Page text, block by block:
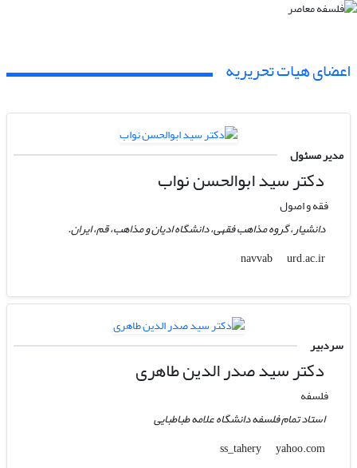
اعضای هیات تحریریه
مدیر مسئول
دکتر سید ابوالحسن نواب
فقه و اصول
دانشیار، گروه مذاهب فقهی، دانشگاه ادیان و مذاهب، قم، ایران.
navvab
urd.ac.ir
سردبیر
دکتر سید صدر الدین طاهری
فلسفه
استاد تمام فلسفه دانشگاه علامه طباطبایی
ss_tahery
yahoo.com